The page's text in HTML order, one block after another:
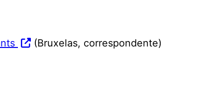
(Bruxelas, correspondente)